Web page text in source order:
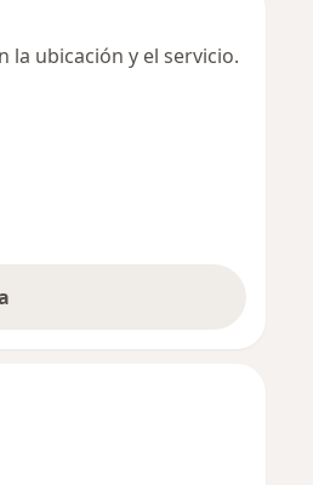
la ubicación y el servicio.